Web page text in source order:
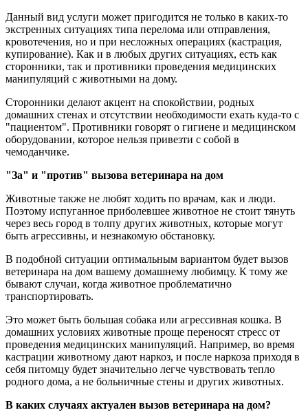
Данный вид услуги может пригодится не только в каких-то
экстренных ситуациях типа перелома или отправления,
кровотечения, но и при несложных операциях (кастрация,
купирование). Как и в любых других ситуациях, есть как
сторонники, так и противники проведения медицинских
манипуляций с животными на дому.
Сторонники делают акцент на спокойствии, родных
домашних стенах и отсутствии необходимости ехать куда-то с
"пациентом". Противники говорят о гигиене и медицинском
оборудовании, которое нельзя привезти с собой в
чемоданчике.
"За" и "против" вызова ветеринара на дом
Животные также не любят ходить по врачам, как и люди.
Поэтому испуганное приболевшее животное не стоит тянуть
через весь город в толпу других животных, которые могут
быть агрессивны, и незнакомую обстановку.
В подобной ситуации оптимальным вариантом будет вызов
ветеринара на дом вашему домашнему любимцу. К тому же
бывают случаи, когда животное проблематично
транспортировать.
Это может быть большая собака или агрессивная кошка. В
домашних условиях животные проще переносят стресс от
проведения медицинских манипуляций. Например, во время
кастрации животному дают наркоз, и после наркоза приходя в
себя питомцу будет значительно легче чувствовать тепло
родного дома, а не больничные стены и других животных.
В каких случаях актуален вызов ветеринара на дом?